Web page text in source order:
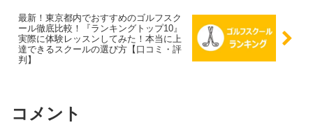
最新！東京都内でおすすめのゴルフスク
ール徹底比較！『ランキングトップ10』
実際に体験レッスンしてみた！本当に上
達できるスクールの選び方【口コミ・評
判】
コメント